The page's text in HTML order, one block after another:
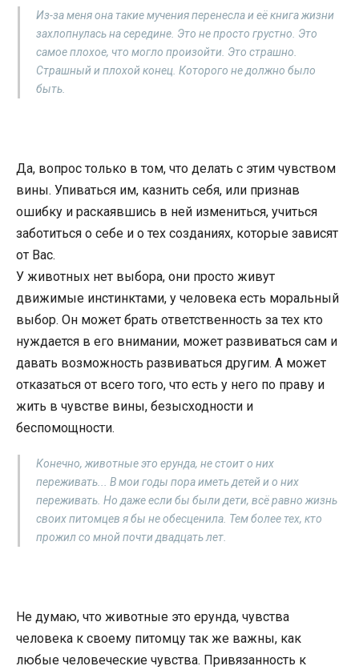
Из-за меня она такие мучения перенесла и её книга жизни
захлопнулась на середине. Это не просто грустно. Это
самое плохое, что могло произойти. Это страшно.
Страшный и плохой конец. Которого не должно было
быть.
Да, вопрос только в том, что делать с этим чувством
вины. Упиваться им, казнить себя, или признав
ошибку и раскаявшись в ней измениться, учиться
заботиться о себе и о тех созданиях, которые зависят
от Вас.
У животных нет выбора, они просто живут
движимые инстинктами, у человека есть моральный
выбор. Он может брать ответственность за тех кто
нуждается в его внимании, может развиваться сам и
давать возможность развиваться другим. А может
отказаться от всего того, что есть у него по праву и
жить в чувстве вины, безысходности и
беспомощности.
Конечно, животные это ерунда, не стоит о них
переживать... В мои годы пора иметь детей и о них
переживать. Но даже если бы были дети, всё равно жизнь
своих питомцев я бы не обесценила. Тем более тех, кто
прожил со мной почти двадцать лет.
Не думаю, что животные это ерунда, чувства
человека к своему питомцу так же важны, как
любые человеческие чувства. Привязанность к